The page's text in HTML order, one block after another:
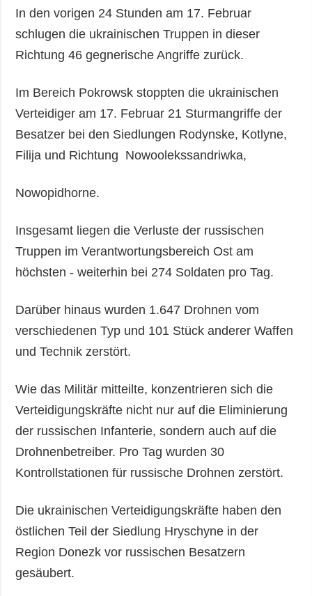
In den vorigen 24 Stunden am 17. Februar
schlugen die ukrainischen Truppen in dieser
Richtung 46 gegnerische Angriffe zurück.
Im Bereich Pokrowsk stoppten die ukrainischen
Verteidiger am 17. Februar 21 Sturmangriffe der
Besatzer bei den Siedlungen Rodynske, Kotlyne,
Filija und Richtung Nowoolekssandriwka,
Nowopidhorne.
Insgesamt liegen die Verluste der russischen
Truppen im Verantwortungsbereich Ost am
höchsten - weiterhin bei 274 Soldaten pro Tag.
Darüber hinaus wurden 1.647 Drohnen vom
verschiedenen Typ und 101 Stück anderer Waffen
und Technik zerstört.
Wie das Militär mitteilte, konzentrieren sich die
Verteidigungskräfte nicht nur auf die Eliminierung
der russischen Infanterie, sondern auch auf die
Drohnenbetreiber. Pro Tag wurden 30
Kontrollstationen für russische Drohnen zerstört.
Die ukrainischen Verteidigungskräfte haben den
östlichen Teil der Siedlung Hryschyne in der
Region Donezk vor russischen Besatzern
gesäubert.